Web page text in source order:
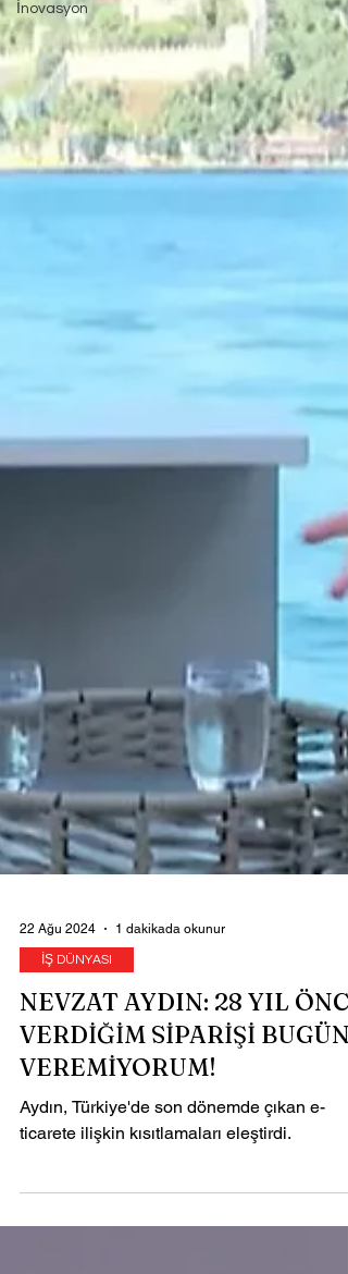
İnovasyon
22 Ağu 2024
İŞ DÜNYASI
NEVZAT AYDIN: 28 YIL
VERDİĞİM SİPARİŞİ BUGÜN
VEREMİYORUM!
Aydın, Türkiye'de son dönemde çıkan e-